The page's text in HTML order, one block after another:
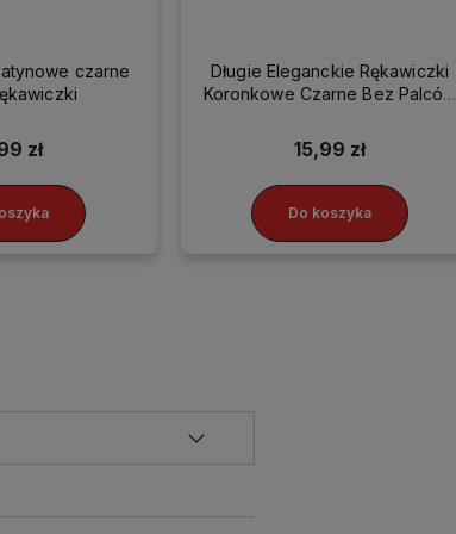
czarne
zł
Długie Eleganckie Rękawiczki
Koronkowe Czarne Bez Palców
15,99 zł
Do koszyka